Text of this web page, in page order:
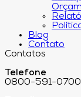
Blog
Contato
Contatos
Telefone
0800-591-0700